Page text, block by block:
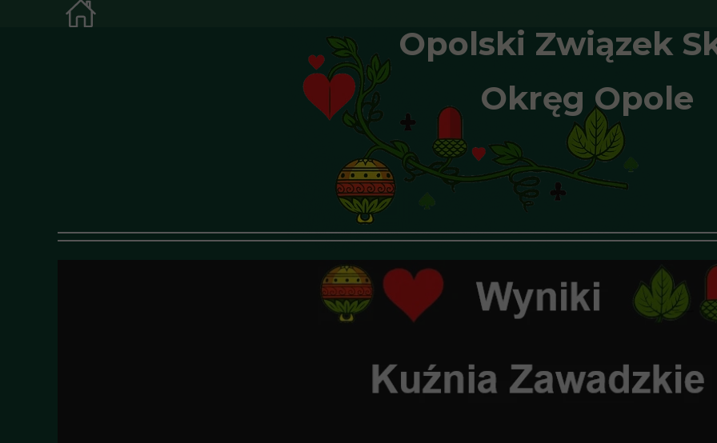
Opolski Związek
Okręg Opole